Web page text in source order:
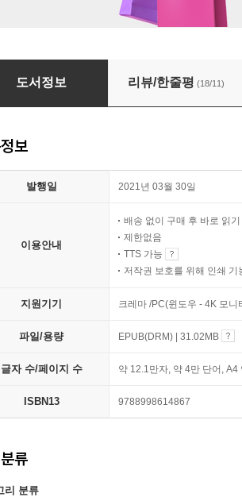
나의 그림책
도서정보 리뷰/한줄평 (18/11)
보
발행일 2021년 03월 30일
이용안내
배송 없이 구매 후 바로 읽기
제한없음
TTS 가능
저작권 보호를 위해 인쇄 기
지원기기 크레마 /PC(윈도우 - 4K 모
파일/용량 EPUB(DRM) | 31.02MB
글자 수/페이지 수 약 12.1만자, 약 4만 단어,
ISBN13 9788998614867
류
리 분류